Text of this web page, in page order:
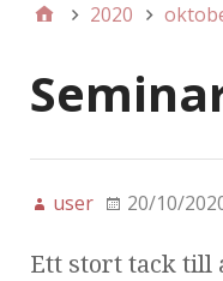
2020
user 20/10/
Ett stort tack till